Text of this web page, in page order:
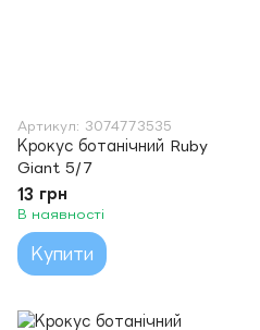
Артикул: 3074773535
Крокус ботанічний Ruby
Giant 5/7
13 грн
В наявності
Купити